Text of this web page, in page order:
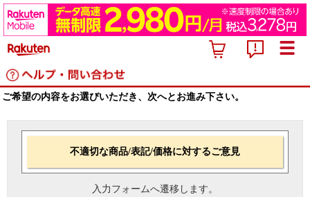
ご希望の内容をお選びいただき、次へとお進み下さい。
不適切な商品/表記/価格に対するご意見
入力フォームへ遷移します。